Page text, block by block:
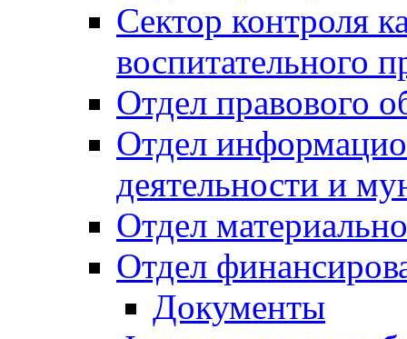
Сектор контроля
воспитательного
Отдел правового
Отдел
деятельности и
Отдел
Отдел
Документы